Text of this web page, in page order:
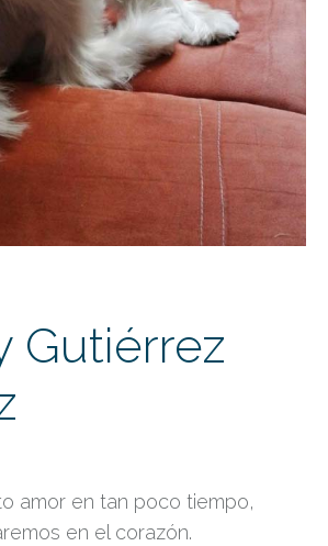
Gutiérrez
amor en tan poco tiempo,
en el corazón.